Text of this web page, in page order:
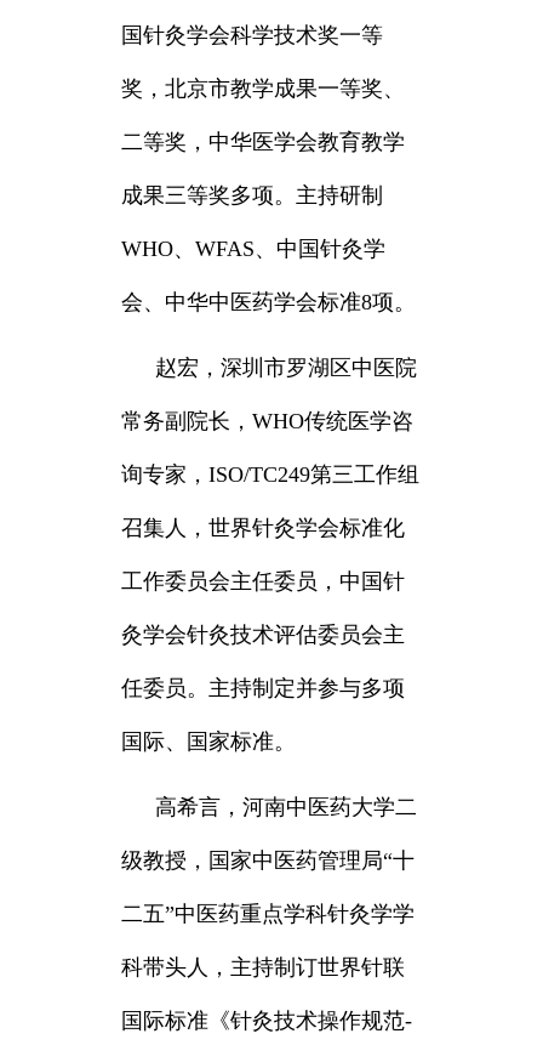
国针灸学会科学技术奖一等
奖，北京市教学成果一等奖、
二等奖，中华医学会教育教学
成果三等奖多项。主持研制
WHO、WFAS、中国针灸学
会、中华中医药学会标准8项。
赵宏， 深圳市罗湖区中医院
常务副院长，WHO传统医学咨
询专家，ISO/TC249第三工作组
召集人，世界针灸学会标准化
工作委员会主任委员，中国针
灸学会针灸技术评估委员会主
任委员。主持制定并参与多项
国际、国家标准。
高希言， 河南中医药大学二
级教授，国家中医药管理局“十
二五”中医药重点学科针灸学学
科带头人，主持制订世界针联
国际标准《针灸技术操作规范-